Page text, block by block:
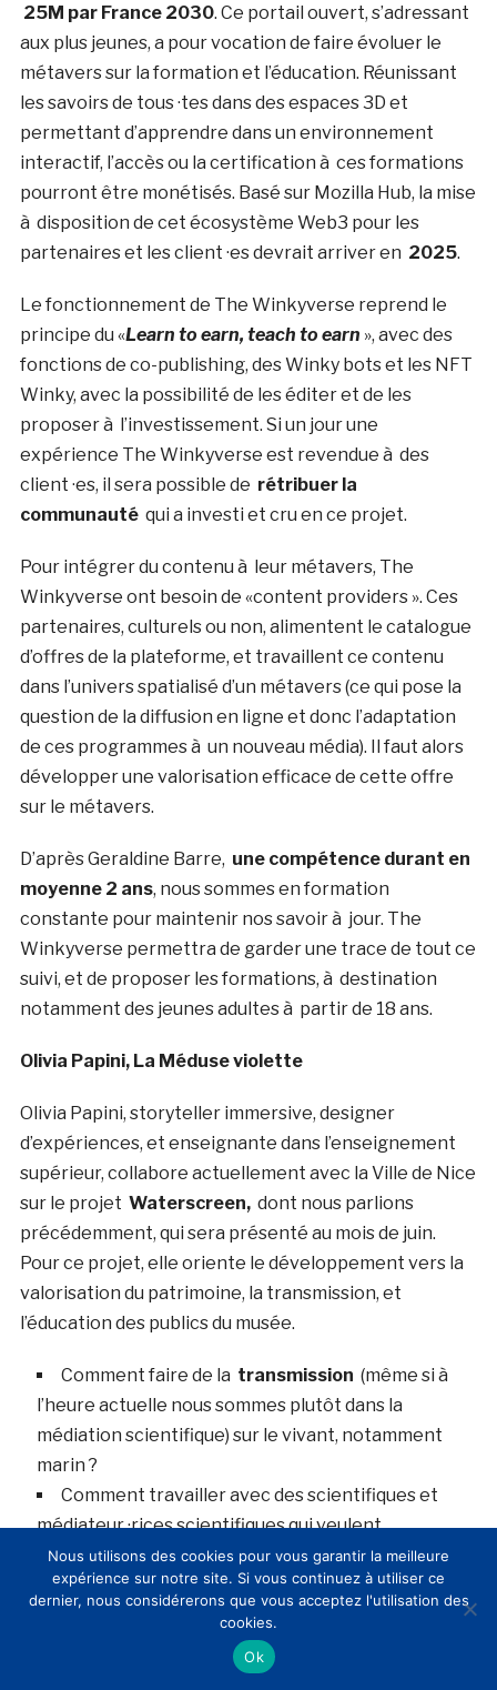
25M par France 2030. Ce portail ouvert, s’adressant
aux plus jeunes, a pour vocation de faire évoluer le
métavers sur la formation et l’éducation. Réunissant
les savoirs de tous ·tes dans des espaces 3D et
permettant d’apprendre dans un environnement
interactif, l’accès ou la certification à ces formations
pourront être monétisés. Basé sur Mozilla Hub, la mise
à disposition de cet écosystème Web3 pour les
partenaires et les client ·es devrait arriver en 2025.
Le fonctionnement de The Winkyverse reprend le
principe du «Learn to earn, teach to earn », avec des
fonctions de co-publishing, des Winky bots et les NFT
Winky, avec la possibilité de les éditer et de les
proposer à l’investissement. Si un jour une
expérience The Winkyverse est revendue à des
client ·es, il sera possible de rétribuer la
communautéqui a investi et cru en ce projet.
Pour intégrer du contenu à leur métavers, The
Winkyverse ont besoin de «content providers ». Ces
partenaires, culturels ou non, alimentent le catalogue
d’offres de la plateforme, et travaillent ce contenu
dans l’univers spatialisé d’un métavers (ce qui pose la
question de la diffusion en ligne et donc l’adaptation
de ces programmes à un nouveau média). Il faut alors
développer une valorisation efficace de cette offre
sur le métavers.
D’après Geraldine Barre, une compétence durant en
moyenne 2 ans, nous sommes en formation
constante pour maintenir nos savoir à jour. The
Winkyverse permettra de garder une trace de tout ce
suivi, et de proposer les formations, à destination
notamment des jeunes adultes à partir de 18 ans.
Olivia Papini, La Méduse violette
Olivia Papini, storyteller immersive, designer
d’expériences, et enseignante dans l’enseignement
supérieur, collabore actuellement avec la Ville de Nice
sur le projet Waterscreen, dont nous parlions
précédemment, qui sera présenté au mois de juin.
Pour ce projet, elle oriente le développement vers la
valorisation du patrimoine, la transmission, et
l’éducation des publics du musée.
Comment faire de la transmission (même si à
l’heure actuelle nous sommes plutôt dans la
médiation scientifique) sur le vivant, notamment
marin ?
Comment travailler avec des scientifiques et
médiateur ·rices scientifiques qui veulent
transmettre, commele Jardin des plantes et le
Muséum National d’Histoire Naturelle avec
Mondes Disparus
des expériences duplicables
en pensant a un format, a un design d’expérience
Nous utilisons des cookies pour vous garantir la meilleure
expérience sur notre site. Si vous continuez à utiliser ce
dernier, nous considérerons que vous acceptez l'utilisation des
cookies.
Ok